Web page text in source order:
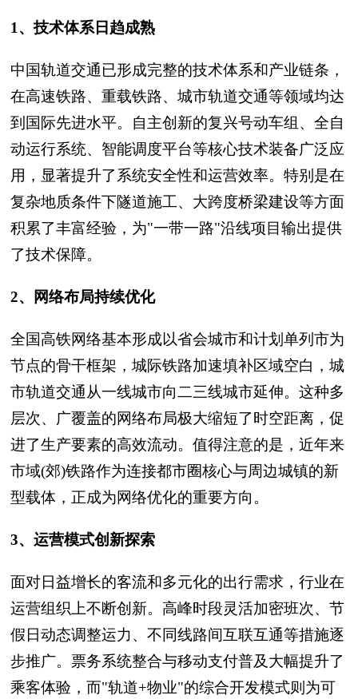
1、技术体系日趋成熟
中国轨道交通已形成完整的技术体系和产业链条，
在高速铁路、重载铁路、城市轨道交通等领域均达
到国际先进水平。自主创新的复兴号动车组、全自
动运行系统、智能调度平台等核心技术装备广泛应
用，显著提升了系统安全性和运营效率。特别是在
复杂地质条件下隧道施工、大跨度桥梁建设等方面
积累了丰富经验，为"一带一路"沿线项目输出提供
了技术保障。
2、网络布局持续优化
全国高铁网络基本形成以省会城市和计划单列市为
节点的骨干框架，城际铁路加速填补区域空白，城
市轨道交通从一线城市向二三线城市延伸。这种多
层次、广覆盖的网络布局极大缩短了时空距离，促
进了生产要素的高效流动。值得注意的是，近年来
市域(郊)铁路作为连接都市圈核心与周边城镇的新
型载体，正成为网络优化的重要方向。
3、运营模式创新探索
面对日益增长的客流和多元化的出行需求，行业在
运营组织上不断创新。高峰时段灵活加密班次、节
假日动态调整运力、不同线路间互联互通等措施逐
步推广。票务系统整合与移动支付普及大幅提升了
乘客体验，而"轨道+物业"的综合开发模式则为可